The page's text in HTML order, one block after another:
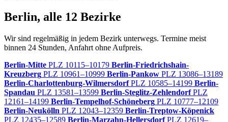
Berlin, alle 12 Bezirke
Wir sind regelmäßig in jedem Bezirk unterwegs. Termine meist
binnen 24 Stunden, Anfahrt ohne Aufpreis.
Berlin-Mitte PLZ 10115–10179 Berlin-Friedrichshain-
Kreuzberg PLZ 10961–10999 Berlin-Pankow PLZ 13086–13189
Berlin-Charlottenburg-Wilmersdorf PLZ 10585–14199 Berlin-
Spandau PLZ 13581–13599 Berlin-Steglitz-Zehlendorf PLZ
12161–14199 Berlin-Tempelhof-Schöneberg PLZ 10777–12109
Berlin-Neukölln PLZ 12043–12359 Berlin-Treptow-Köpenick
PLZ 12435–12589 Berlin-Marzahn-Hellersdorf PLZ 12619–